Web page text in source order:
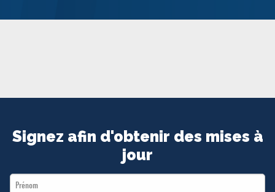
Signez afin d'obtenir des mises à
jour
First